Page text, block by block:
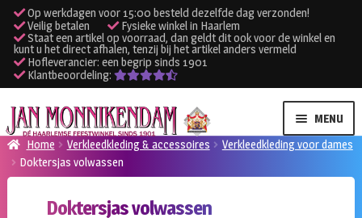
Op werkdagen voor 15:00 besteld dezelfde dag verzonden!
Veilig betalen
Fysieke winkel in Haarlem
Staat een artikel op voorraad, dan geldt dit ook voor de winkel en
kunt u het direct afhalen, tenzij bij het artikel anders vermeld
Hofleverancier: een begrip sinds 1901
Klantbeoordeling:
Ga
door
naar
navigatie
Ga
naar
de
inhoud
MENU
Verhuur kleding
Verhuur apparatuur
Home Verkleedkleding & accessoires
Verkleedkleding voor dames
Doktersjas volwassen
Doktersjas volwassen